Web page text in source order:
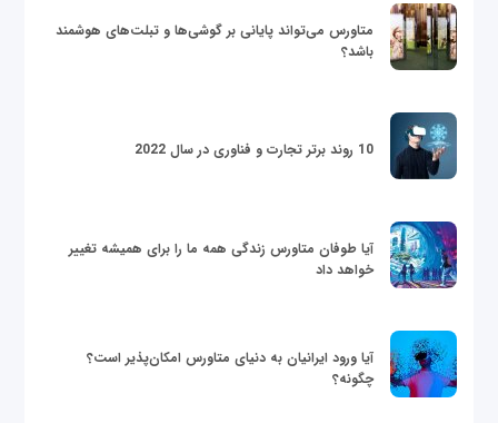
متاورس می‌تواند پایانی بر گوشی‌ها و تبلت‌های هوشمند
باشد؟
10 روند برتر تجارت و فناوری در سال 2022
آیا طوفان متاورس زندگی همه ما را برای همیشه تغییر
خواهد داد
آیا ورود ایرانیان به دنیای متاورس امکان‌پذیر است؟
چگونه؟